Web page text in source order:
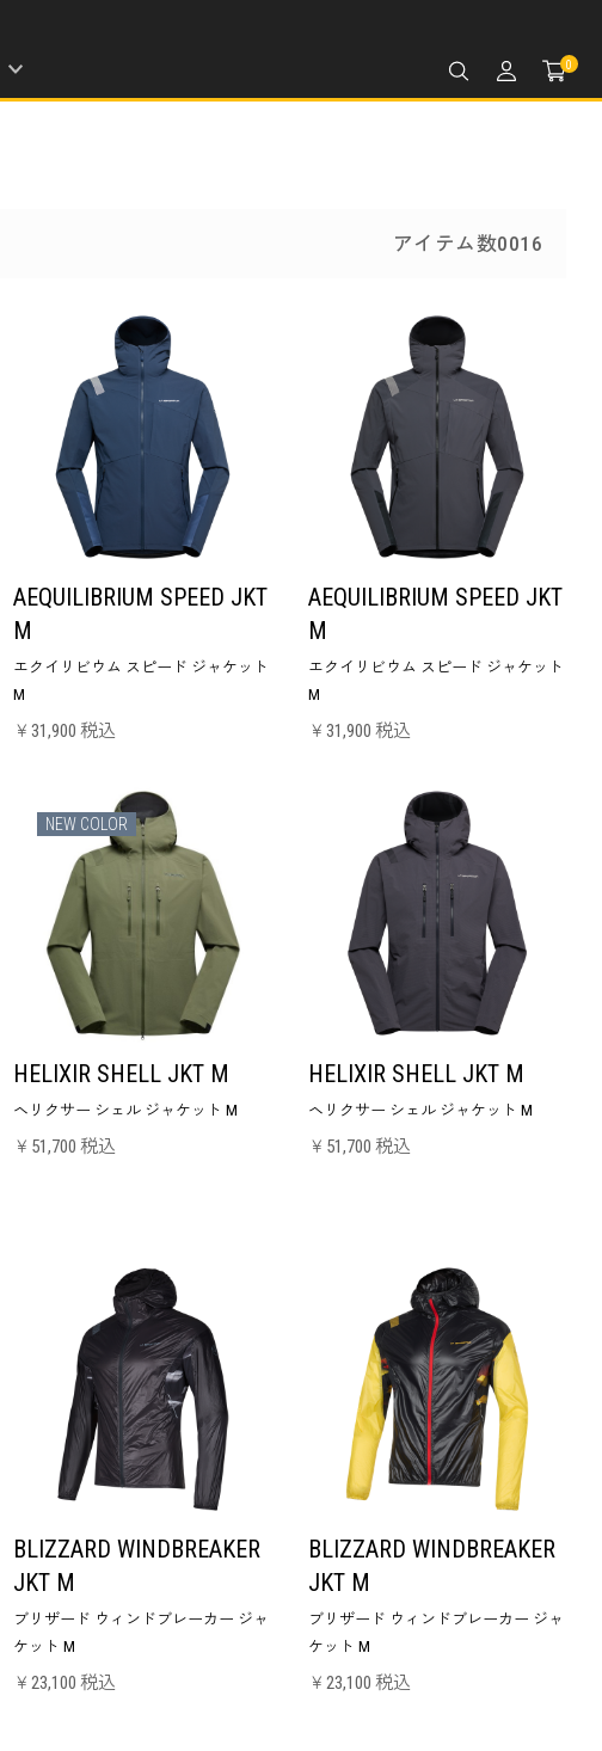
0
アイテム数0016
AEQUILIBRIUM SPEED JKT
M
エクイリビウム スピード ジャケット
M
￥31,900 税込
AEQUILIBRIUM SPEED JKT
M
エクイリビウム スピード ジャケット
M
￥31,900 税込
NEW COLOR
HELIXIR SHELL JKT M
ヘリクサー シェル ジャケット M
￥51,700 税込
HELIXIR SHELL JKT M
ヘリクサー シェル ジャケット M
￥51,700 税込
BLIZZARD WINDBREAKER
JKT M
ブリザード ウィンドブレーカー ジャ
ケット M
￥23,100 税込
BLIZZARD WINDBREAKER
JKT M
ブリザード ウィンドブレーカー ジャ
ケット M
￥23,100 税込